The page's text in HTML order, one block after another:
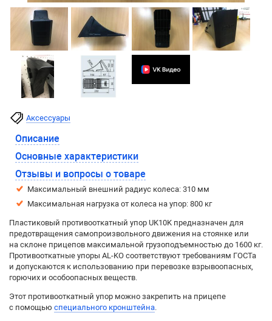
Аксессуары
Описание
Основные характеристики
Отзывы и вопросы о товаре
Максимальный внешний радиус колеса: 310 мм
Максимальная нагрузка от колеса на упор: 800 кг
Пластиковый противооткатный упор UK10K предназначен для
предотвращения самопроизвольного движения на стоянке или
на склоне прицепов максимальной грузоподъемностью до 1600 кг.
Противооткатные упоры AL-KO соответствуют требованиям ГОСТа
и допускаются к использованию при перевозке взрывоопасных,
горючих и особоопасных веществ.
Этот противооткатный упор можно закрепить на прицепе
с помощью специального кронштейна.